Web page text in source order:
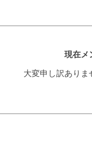
現在メ
大変申し訳あり